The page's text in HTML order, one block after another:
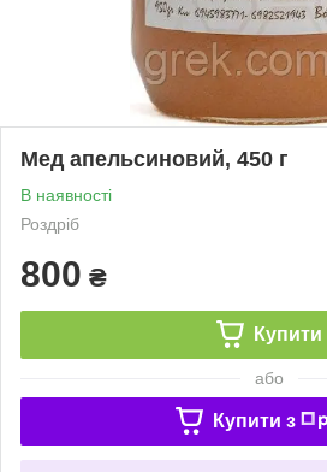
Мед апельсиновий, 450 г
В наявності
Роздріб
800 ₴
Купити
або
Купити з